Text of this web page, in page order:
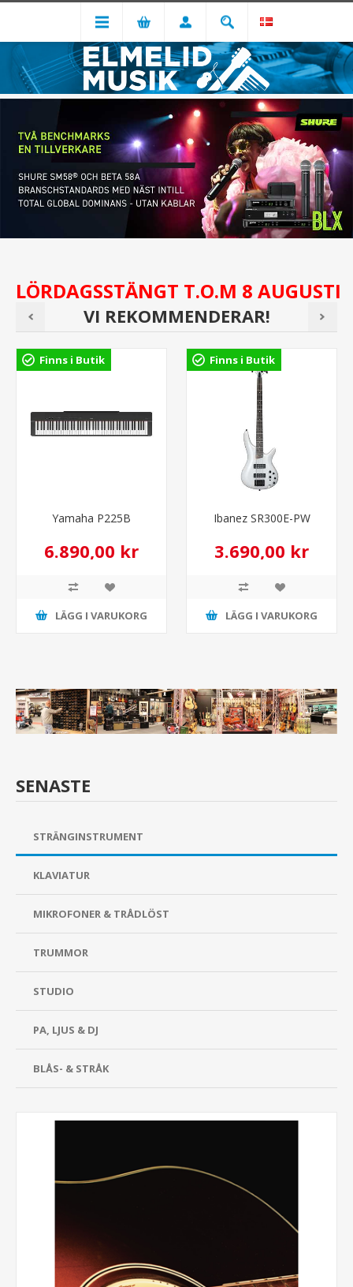
LÖRDAGSSTÄNGT T.O.M 8 AUGUSTI
VI REKOMMENDERAR!
Finns i Butik
Yamaha P225B
6.890,00 kr
LÄGG I VARUKORG
Finns i Butik
Ibanez SR300E-PW
3.690,00 kr
LÄGG I VARUKORG
SENASTE
STRÄNGINSTRUMENT
KLAVIATUR
MIKROFONER & TRÅDLÖST
TRUMMOR
STUDIO
PA, LJUS & DJ
BLÅS- & STRÅK